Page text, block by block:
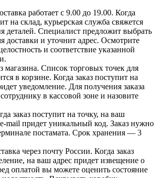
работает с 9.00 до 19.00. Когда
на склад, курьерская служба свяжется
деталей. Специалист предложит выбрать
доставки и уточнит адрес. Осмотрите
и соответствие указанной
магазина. Список торговых точек для
в корзине. Когда заказ поступит на
уведомление. Для получения заказа
в кассовой зоне и назовите
заказ поступит на точку, на ваш
mail придет уникальный код. Заказ нужно
постамата. Срок хранения — 3
через почту России. Когда заказ
на ваш адрес придет извещение о
оплатой вы можете оценить состояние